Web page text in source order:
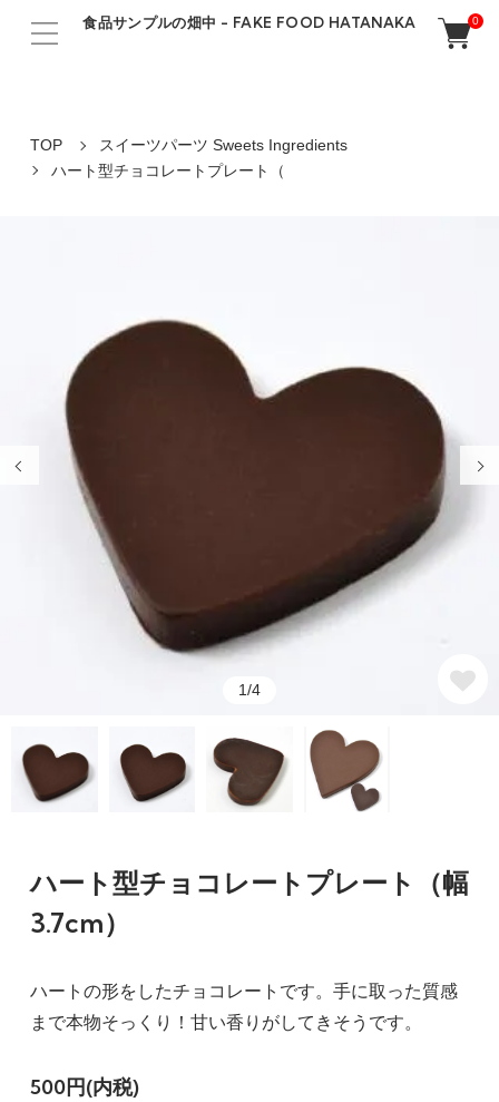
食品サンプルの畑中 - FAKE FOOD HATANAKA 0
TOP
スイーツパーツ Sweets Ingredients
ハート型チョコレートプレート（
1/4
ハート型チョコレートプレート（幅
3.7cm）
ハートの形をしたチョコレートです。手に取った質感
まで本物そっくり！甘い香りがしてきそうです。
500円(内税)